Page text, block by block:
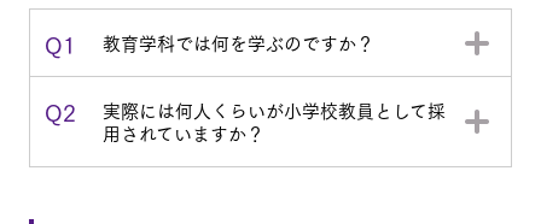
Q1 教育学科では何を学ぶのですか？
Q2 実際には何人くらいが小学校教員として採
用されていますか？